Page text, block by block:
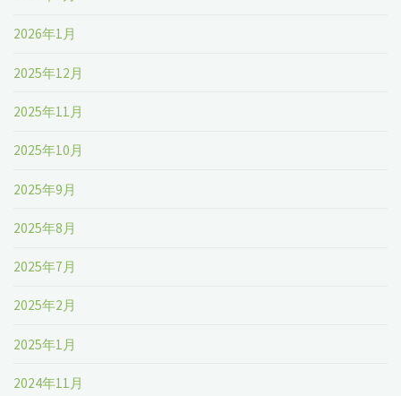
2026年1月
2025年12月
2025年11月
2025年10月
2025年9月
2025年8月
2025年7月
2025年2月
2025年1月
2024年11月